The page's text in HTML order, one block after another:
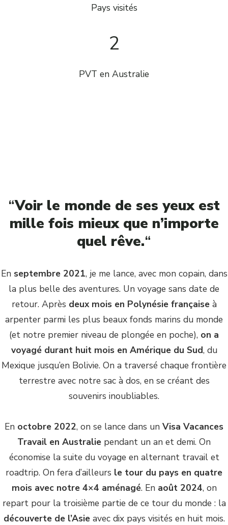
Pays visités
2
PVT en Australie
“Voir le monde de ses yeux est
mille fois mieux que n’importe
quel rêve.“
En septembre 2021, je me lance, avec mon copain, dans
la plus belle des aventures. Un voyage sans date de
retour. Après deux mois en Polynésie françaiseà
arpenter parmi les plus beaux fonds marins du monde
(et notre premier niveau de plongée en poche), on a
voyagé durant huit mois en Amérique du Sud, du
Mexique jusqu’en Bolivie. On a traversé chaque frontière
terrestre avec notre sac à dos, en se créant des
souvenirs inoubliables.
En octobre 2022, on se lance dans un Visa Vacances
Travail en Australie pendant un an et demi. On
économise la suite du voyage en alternant travail et
roadtrip. On fera d’ailleurs le tour du pays en quatre
mois avec notre 4×4 aménagé. En août 2024, on
repart pour la troisième partie de ce tour du monde : la
découverte de l’Asieavec dix pays visités en huit mois.